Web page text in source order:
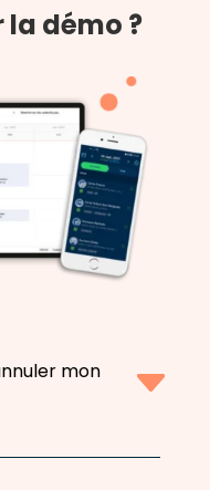
la démo ?
mon